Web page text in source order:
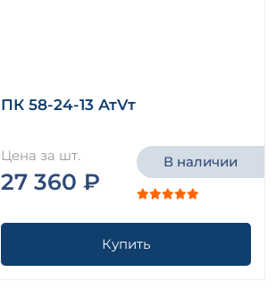
ПК 58-24-13 АтVт
Цена за шт.
27 360 ₽
В наличии
Купить